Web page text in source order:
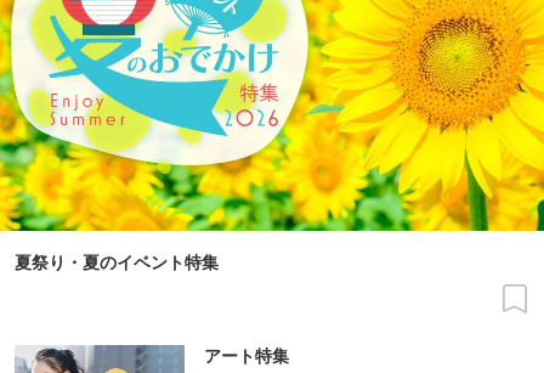
夏祭り・夏のイベント特集
アート特集